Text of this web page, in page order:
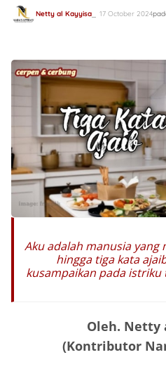
Netty al Kayyisa 17 October 2024
Aku adalah manusia
hingga tiga kata
kusampaikan pada
Oleh. Netty
(Kontributor